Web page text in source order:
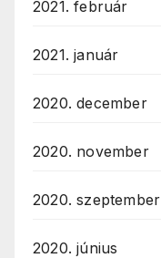
2021. február
2021. január
2020. december
2020. november
2020. szeptember
2020. június